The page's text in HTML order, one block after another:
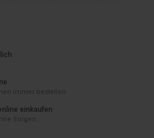
immer bestellen.
einkaufen
Sorgen.